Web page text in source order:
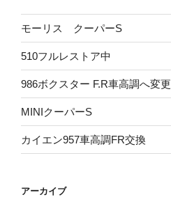
モーリス クーパーS
510フルレストア中
986ボクスター F.R車高調へ変更
MINIクーパーS
カイエン957車高調FR交換
アーカイブ